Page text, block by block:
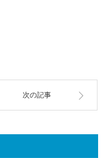
次の記事